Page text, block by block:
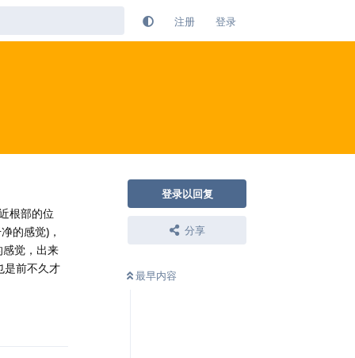
注册 登录
登录以回复
分享
最早内容
根部的位
的感觉)，
觉，出来
是前不久才